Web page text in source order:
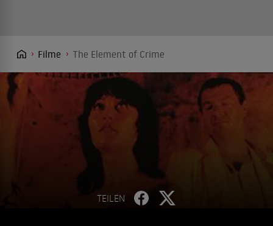
Filme The Element of Crime
TEILEN